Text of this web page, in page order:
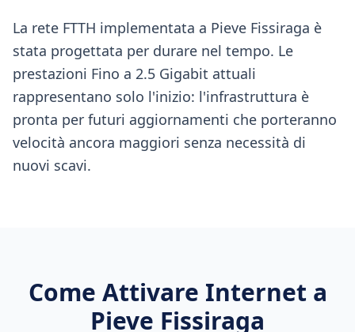
La rete FTTH implementata a Pieve Fissiraga è
stata progettata per durare nel tempo. Le
prestazioni Fino a 2.5 Gigabit attuali
rappresentano solo l'inizio: l'infrastruttura è
pronta per futuri aggiornamenti che porteranno
velocità ancora maggiori senza necessità di
nuovi scavi.
Come Attivare Internet a
Pieve Fissiraga